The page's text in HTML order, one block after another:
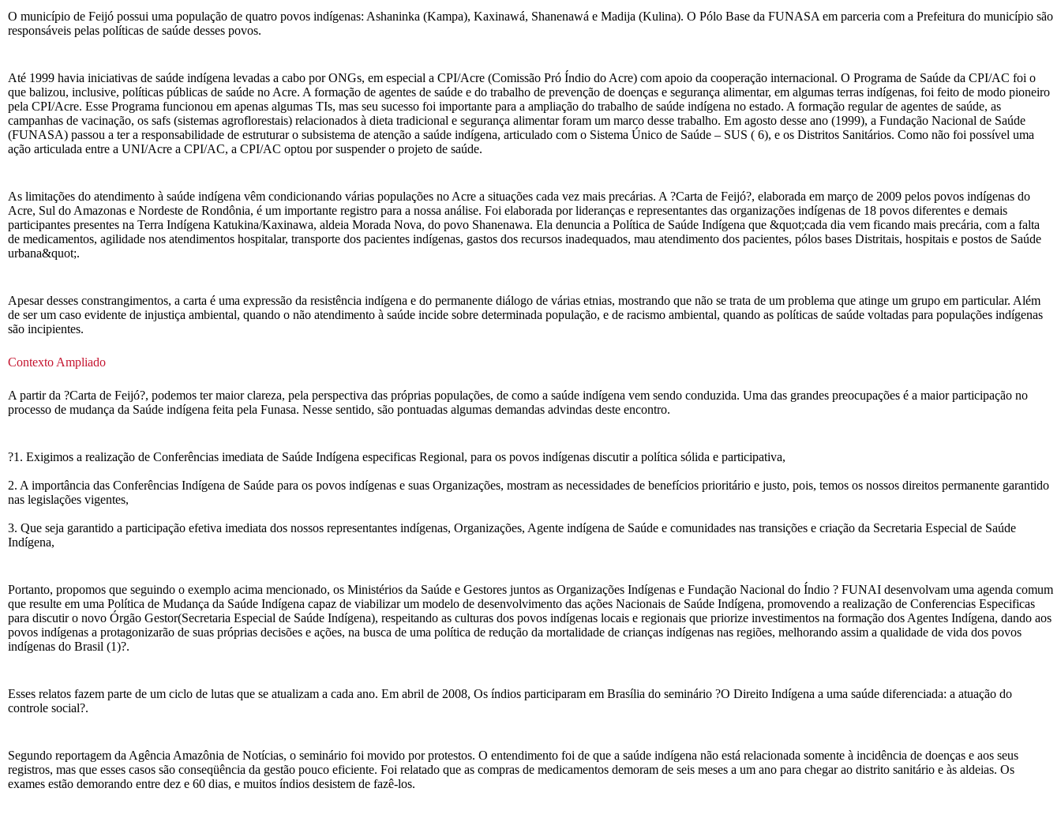
O município de Feijó possui uma população de quatro povos indígenas: Ashaninka (Kampa), Kaxinawá, Shanenawá e Madija (Kulina). O Pólo Base da FUNASA em parceria com a Prefeitura do município são
responsáveis pelas políticas de saúde desses povos.
Até 1999 havia iniciativas de saúde indígena levadas a cabo por ONGs, em especial a CPI/Acre (Comissão Pró Índio do Acre) com apoio da cooperação internacional. O Programa de Saúde da CPI/AC foi o
que balizou, inclusive, políticas públicas de saúde no Acre. A formação de agentes de saúde e do trabalho de prevenção de doenças e segurança alimentar, em algumas terras indígenas, foi feito de modo pioneiro
pela CPI/Acre. Esse Programa funcionou em apenas algumas TIs, mas seu sucesso foi importante para a ampliação do trabalho de saúde indígena no estado. A formação regular de agentes de saúde, as
campanhas de vacinação, os safs (sistemas agroflorestais) relacionados à dieta tradicional e segurança alimentar foram um marco desse trabalho. Em agosto desse ano (1999), a Fundação Nacional de Saúde
(FUNASA) passou a ter a responsabilidade de estruturar o subsistema de atenção a saúde indígena, articulado com o Sistema Único de Saúde – SUS ( 6), e os Distritos Sanitários. Como não foi possível uma
ação articulada entre a UNI/Acre a CPI/AC, a CPI/AC optou por suspender o projeto de saúde.
As limitações do atendimento à saúde indígena vêm condicionando várias populações no Acre a situações cada vez mais precárias. A ?Carta de Feijó?, elaborada em março de 2009 pelos povos indígenas do
Acre, Sul do Amazonas e Nordeste de Rondônia, é um importante registro para a nossa análise. Foi elaborada por lideranças e representantes das organizações indígenas de 18 povos diferentes e demais
participantes presentes na Terra Indígena Katukina/Kaxinawa, aldeia Morada Nova, do povo Shanenawa. Ela denuncia a Política de Saúde Indígena que &quot;cada dia vem ficando mais precária, com a falta
de medicamentos, agilidade nos atendimentos hospitalar, transporte dos pacientes indígenas, gastos dos recursos inadequados, mau atendimento dos pacientes, pólos bases Distritais, hospitais e postos de Saúde
urbana&quot;.
Apesar desses constrangimentos, a carta é uma expressão da resistência indígena e do permanente diálogo de várias etnias, mostrando que não se trata de um problema que atinge um grupo em particular. Além
de ser um caso evidente de injustiça ambiental, quando o não atendimento à saúde incide sobre determinada população, e de racismo ambiental, quando as políticas de saúde voltadas para populações indígenas
são incipientes.
Contexto Ampliado
A partir da ?Carta de Feijó?, podemos ter maior clareza, pela perspectiva das próprias populações, de como a saúde indígena vem sendo conduzida. Uma das grandes preocupações é a maior participação no
processo de mudança da Saúde indígena feita pela Funasa. Nesse sentido, são pontuadas algumas demandas advindas deste encontro.
?1. Exigimos a realização de Conferências imediata de Saúde Indígena especificas Regional, para os povos indígenas discutir a política sólida e participativa,
2. A importância das Conferências Indígena de Saúde para os povos indígenas e suas Organizações, mostram as necessidades de benefícios prioritário e justo, pois, temos os nossos direitos permanente garantido
nas legislações vigentes,
3. Que seja garantido a participação efetiva imediata dos nossos representantes indígenas, Organizações, Agente indígena de Saúde e comunidades nas transições e criação da Secretaria Especial de Saúde
Indígena,
Portanto, propomos que seguindo o exemplo acima mencionado, os Ministérios da Saúde e Gestores juntos as Organizações Indígenas e Fundação Nacional do Índio ? FUNAI desenvolvam uma agenda comum
que resulte em uma Política de Mudança da Saúde Indígena capaz de viabilizar um modelo de desenvolvimento das ações Nacionais de Saúde Indígena, promovendo a realização de Conferencias Especificas
para discutir o novo Órgão Gestor(Secretaria Especial de Saúde Indígena), respeitando as culturas dos povos indígenas locais e regionais que priorize investimentos na formação dos Agentes Indígena, dando aos
povos indígenas a protagonizarão de suas próprias decisões e ações, na busca de uma política de redução da mortalidade de crianças indígenas nas regiões, melhorando assim a qualidade de vida dos povos
indígenas do Brasil (1)?.
Esses relatos fazem parte de um ciclo de lutas que se atualizam a cada ano. Em abril de 2008, Os índios participaram em Brasília do seminário ?O Direito Indígena a uma saúde diferenciada: a atuação do
controle social?.
Segundo reportagem da Agência Amazônia de Notícias, o seminário foi movido por protestos. O entendimento foi de que a saúde indígena não está relacionada somente à incidência de doenças e aos seus
registros, mas que esses casos são conseqüência da gestão pouco eficiente. Foi relatado que as compras de medicamentos demoram de seis meses a um ano para chegar ao distrito sanitário e às aldeias. Os
exames estão demorando entre dez e 60 dias, e muitos índios desistem de fazê-los.